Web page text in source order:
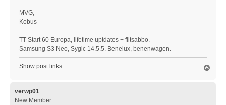
t
MVG,
Kobus
TT Start 60 Europa, lifetime uptdates + flitsabbo.
Samsung S3 Neo, Sygic 14.5.5. Benelux, benenwagen.
Show post links
verwp01
New Member